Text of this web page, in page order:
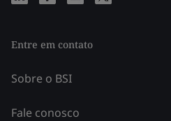
Entre em contato
Sobre o BSI
Fale conosco